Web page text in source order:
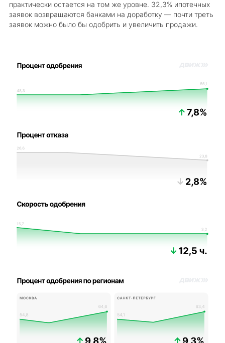
практически остается на том же уровне. 32,3% ипотечных
заявок возвращаются банками на доработку — почти треть
заявок можно было бы одобрить и увеличить продажи.